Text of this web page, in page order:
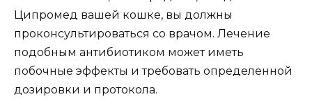
Ципромед вашей кошке, вы должны
проконсультироваться со врачом. Лечение
подобным антибиотиком может иметь
побочные эффекты и требовать определенной
дозировки и протокола.